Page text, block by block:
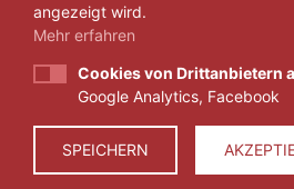
IMPRESSUM
© 2026 ZEIT FÜR
angezeigt wird.
Mehr erfahren
Cookies von Drittanbietern
Google Analytics, Facebook
SPEICHERN